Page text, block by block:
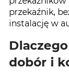
przekaźnik,
instalację w
dobór i